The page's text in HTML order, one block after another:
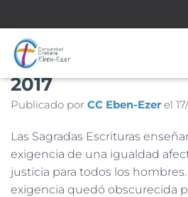
Nº 1.733 – 17 de
2017
Publicado por CC Eben-Ezer el
Las Sagradas Escrituras
exigencia de una igualdad
justicia para todos los
exigencia quedó obscurecida